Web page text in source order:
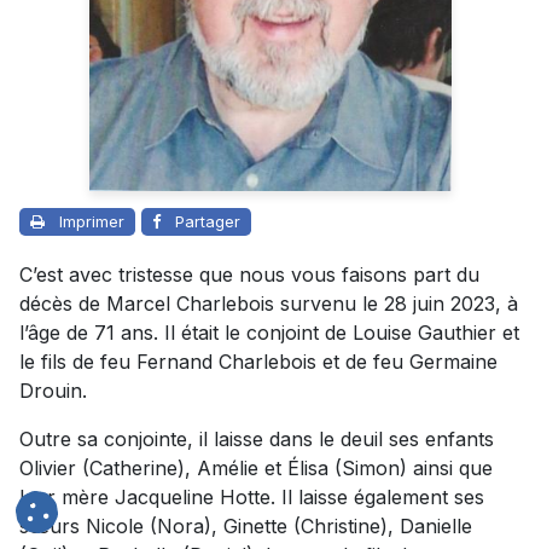
Imprimer Partager
C’est avec tristesse que nous vous faisons part du
décès de Marcel Charlebois survenu le 28 juin 2023, à
l’âge de 71 ans. Il était le conjoint de Louise Gauthier et
le fils de feu Fernand Charlebois et de feu Germaine
Drouin.
Outre sa conjointe, il laisse dans le deuil ses enfants
Olivier (Catherine), Amélie et Élisa (Simon) ainsi que
leur mère Jacqueline Hotte. Il laisse également ses
sœurs Nicole (Nora), Ginette (Christine), Danielle